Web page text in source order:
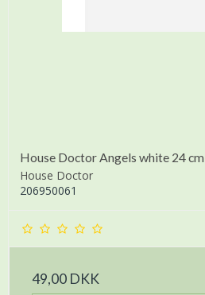
House Doctor Angels white 24 cm
House Doctor
206950061
49,00 DKK